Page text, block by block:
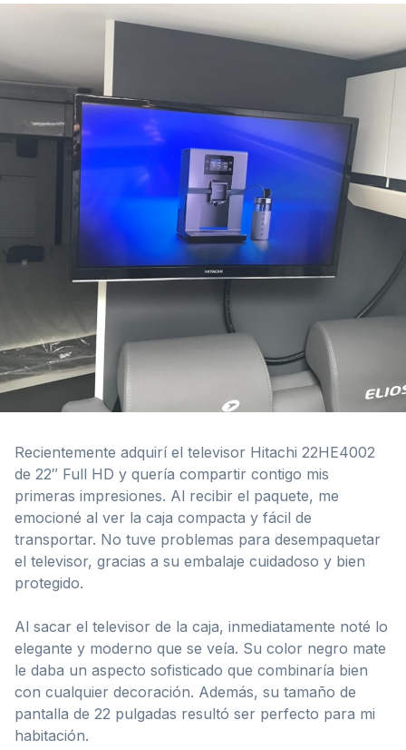
Recientemente adquirí el televisor Hitachi 22HE4002
de 22″ Full HD y quería compartir contigo mis
primeras impresiones. Al recibir el paquete, me
emocioné al ver la caja compacta y fácil de
transportar. No tuve problemas para desempaquetar
el televisor, gracias a su embalaje cuidadoso y bien
protegido.
Al sacar el televisor de la caja, inmediatamente noté lo
elegante y moderno que se veía. Su color negro mate
le daba un aspecto sofisticado que combinaría bien
con cualquier decoración. Además, su tamaño de
pantalla de 22 pulgadas resultó ser perfecto para mi
habitación.